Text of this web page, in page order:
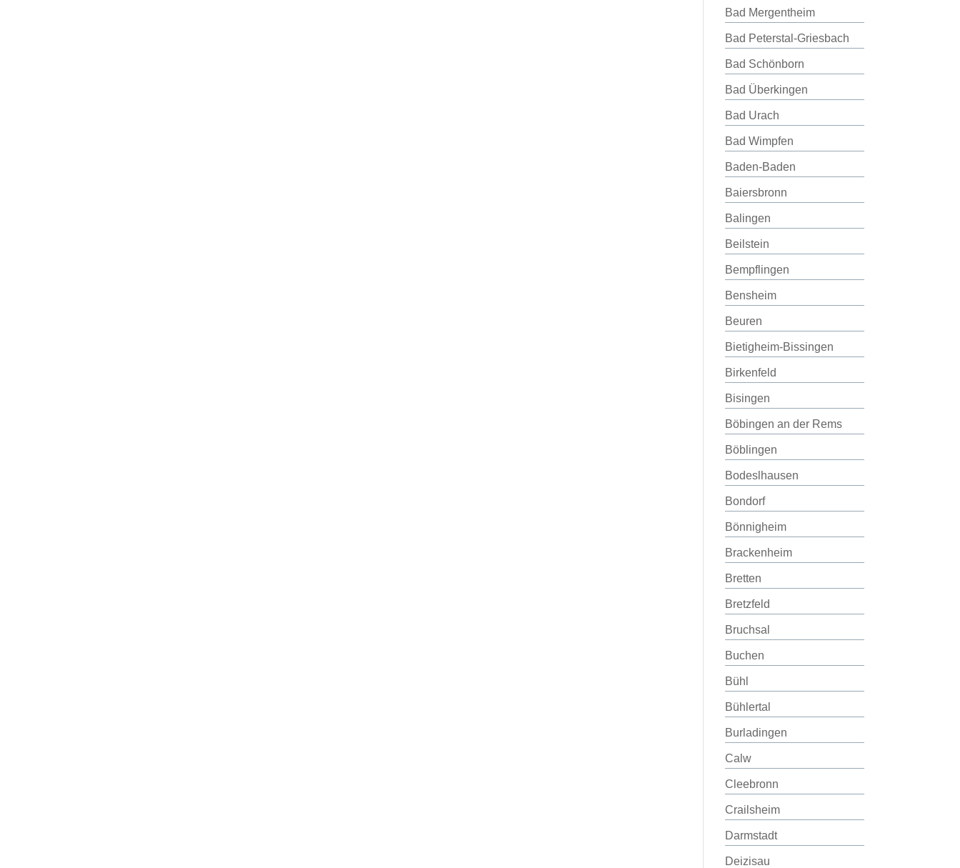
Bad Mergentheim
Bad Peterstal-Griesbach
Bad Schönborn
Bad Überkingen
Bad Urach
Bad Wimpfen
Baden-Baden
Baiersbronn
Balingen
Beilstein
Bempflingen
Bensheim
Beuren
Bietigheim-Bissingen
Birkenfeld
Bisingen
Böbingen an der Rems
Böblingen
Bodeslhausen
Bondorf
Bönnigheim
Brackenheim
Bretten
Bretzfeld
Bruchsal
Buchen
Bühl
Bühlertal
Burladingen
Calw
Cleebronn
Crailsheim
Darmstadt
Deizisau